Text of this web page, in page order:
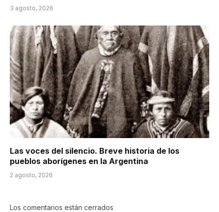
3 agosto, 2026
Las voces del silencio. Breve historia de los
pueblos aborígenes en la Argentina
2 agosto, 2026
Los comentarios están cerrados